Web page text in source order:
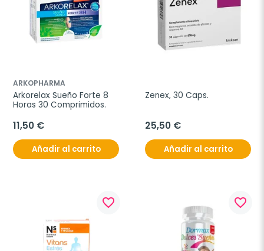
ARKOPHARMA
Arkorelax Sueño Forte 8
Horas 30 Comprimidos.
11,50 €
Añadir al carrito
Zenex, 30 Caps.
25,50 €
Añadir al carrito
favorite_border favorite_border